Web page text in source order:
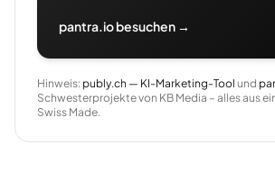
pantra.io besuchen →
Hinweis: publy.ch — KI-Marketing-Tool und
Schwesterprojekte von KB Media – alles aus
Swiss Made.